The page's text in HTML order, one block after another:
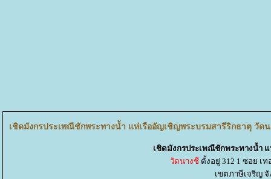
เชิดมังกรประเพณีชักพระทางน้ำ แห่เรืออัญเชิญพระบรมสารีริกธาตุ วัด
เชิดมังกรประเพณีชักพระทางน้ำ
วัดนางชีตั้งอยู่ 312 1 ซอย เ
เขตภาษีเจริญ